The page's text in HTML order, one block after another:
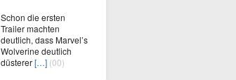
Schon die ersten
Trailer machten
deutlich, dass Marvel’s
Wolverine deutlich
düsterer[…] (00)